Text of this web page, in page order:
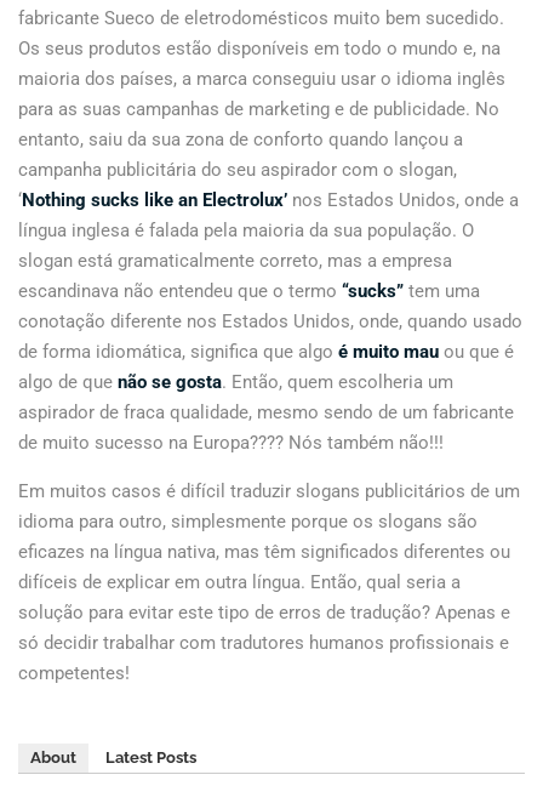
fabricante Sueco de eletrodomésticos muito bem sucedido.
Os seus produtos estão disponíveis em todo o mundo e, na
maioria dos países, a marca conseguiu usar o idioma inglês
para as suas campanhas de marketing e de publicidade. No
entanto, saiu da sua zona de conforto quando lançou a
campanha publicitária do seu aspirador com o slogan,
‘Nothing sucks like an Electrolux’ nos Estados Unidos, onde a
língua inglesa é falada pela maioria da sua população. O
slogan está gramaticalmente correto, mas a empresa
escandinava não entendeu que o termo “sucks” tem uma
conotação diferente nos Estados Unidos, onde, quando usado
de forma idiomática, significa que algo é muito mau ou que é
algo de que não se gosta. Então, quem escolheria um
aspirador de fraca qualidade, mesmo sendo de um fabricante
de muito sucesso na Europa???? Nós também não!!!
Em muitos casos é difícil traduzir slogans publicitários de um
idioma para outro, simplesmente porque os slogans são
eficazes na língua nativa, mas têm significados diferentes ou
difíceis de explicar em outra língua. Então, qual seria a
solução para evitar este tipo de erros de tradução? Apenas e
só decidir trabalhar com tradutores humanos profissionais e
competentes!
About Latest Posts